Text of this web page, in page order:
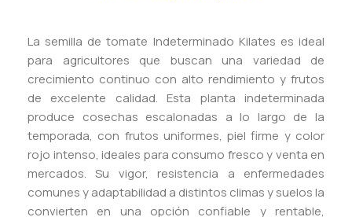
La semilla de tomate Indeterminado Kilates es ideal
para agricultores que buscan una variedad de
crecimiento continuo con alto rendimiento y frutos
de excelente calidad. Esta planta indeterminada
produce cosechas escalonadas a lo largo de la
temporada, con frutos uniformes, piel firme y color
rojo intenso, ideales para consumo fresco y venta en
mercados. Su vigor, resistencia a enfermedades
comunes y adaptabilidad a distintos climas y suelos la
convierten en una opción confiable y rentable,